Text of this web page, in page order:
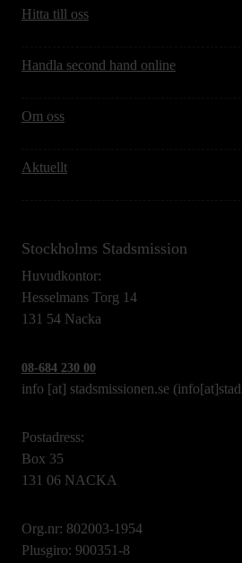
Hitta till oss
Handla second hand online
Om oss
Aktuellt
Stockholms Stadsmission
Huvudkontor:
Hesselmans Torg 14
131 54 Nacka
08-684 230 00
info [at] stadsmissionen.se
Postadress:
Box 35
131 06 NACKA
Org.nr: 802003-1954
Plusgiro: 900351-8